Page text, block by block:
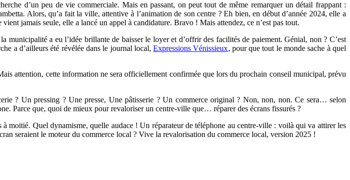
d’un peu de vie commerciale. Mais en passant, on peut tout de même remarquer un détail frappant :
Alors, qu’a fait la ville, attentive à l’animation de son centre ? Eh bien, en début d’année 2024, elle a
jamais seule, elle a lancé un appel à candidature. Bravo ! Mais attendez, ce n’est pas tout.
a eu l’idée brillante de baisser le loyer et d’offrir des facilités de paiement. Génial, non ? C’est
a d’ailleurs été révélée dans le journal local,Expressions Vénissieux, pour que tout le monde sache à quel
attention, cette information ne sera officiellement confirmée que lors du prochain conseil municipal, prévu
? Un pressing ? Une presse, Une pâtisserie ? Un commerce original ? Non, non, non. Ce sera… selon
Parce que, quoi de mieux pour revaloriser un centre-ville que… réparer des écrans fissurés ?
moitié. Quel dynamisme, quelle audace ! Un réparateur de téléphone au centre-ville : voilà qui va attirer les
seraient le moteur du commerce local ? Vive la revalorisation du commerce local, version 2025 !